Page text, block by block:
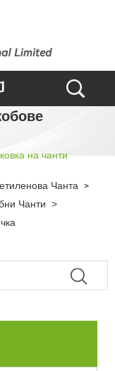
на чанти
Чанта >
Чанти >